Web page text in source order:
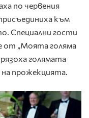
по червения
към
Специални гости
от „Моята голяма
голямата
прожекцията.